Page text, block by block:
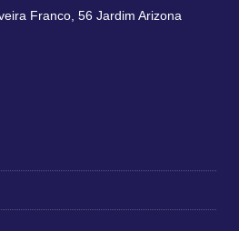
Franco, 56 Jardim Arizona